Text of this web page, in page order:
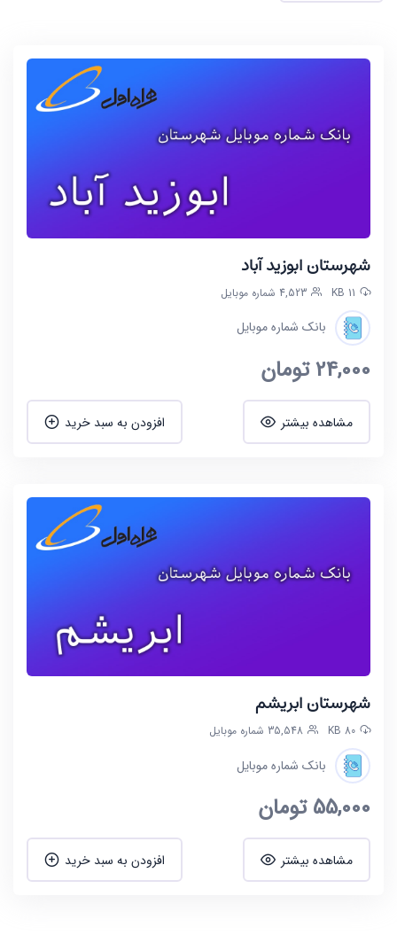
شهرستان ابوزید آباد
11 KB 4,523 شماره موبایل
بانک شماره موبایل
24,000تومان
مشاهده بیشتر افزودن به سبد خرید
شهرستان ابریشم
80 KB 35,548 شماره موبایل
بانک شماره موبایل
55,000تومان
مشاهده بیشتر افزودن به سبد خرید